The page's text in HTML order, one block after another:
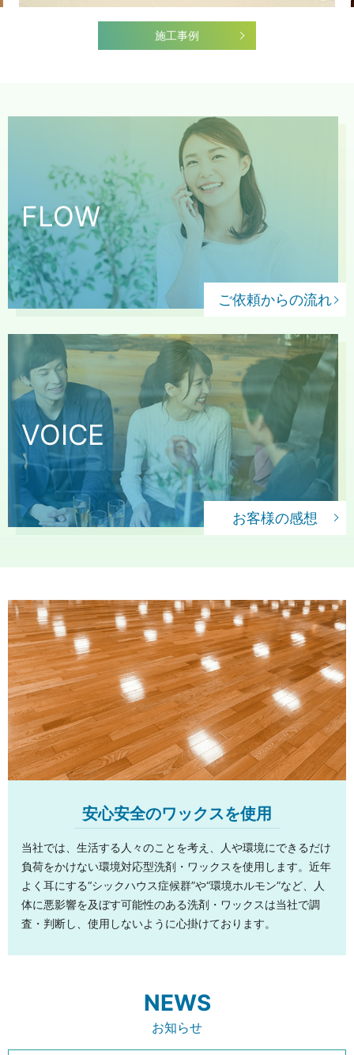
施工事例
FLOW
ご依頼からの流れ
VOICE
お客様の感想
安心安全のワックスを使用
当社では、生活する人々のことを考え、人や環境にできるだけ
負荷をかけない環境対応型洗剤・ワックスを使用します。近年
よく耳にする“シックハウス症候群”や“環境ホルモン”など、人
体に悪影響を及ぼす可能性のある洗剤・ワックスは当社で調
査・判断し、使用しないように心掛けております。
NEWS
お知らせ